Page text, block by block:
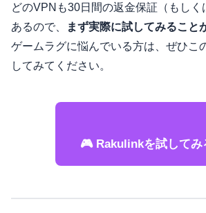
どのVPNも30日間の返金保証（もしく
あるので、
まず実際に試してみること
ゲームラグに悩んでいる方は、ぜひこ
してみてください。
🎮 Rakulinkを試して